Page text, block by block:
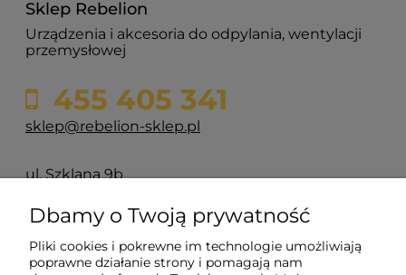
Sklep Rebelion
Urządzenia i akcesoria do odpylania, wentylacji
przemysłowej
455 405 341
sklep@rebelion-sklep.pl
ul. Szklana 9b
Pomoc
Dbamy o Twoją prywatność
Pliki cookies i pokrewne im technologie umożliwiają
poprawne działanie strony i pomagają nam